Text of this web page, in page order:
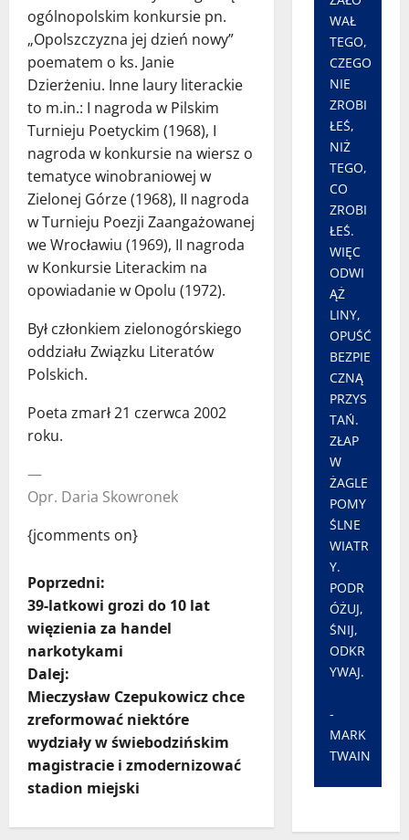
ogólnopolskim konkursie pn.
„Opolszczyzna jej dzień nowy”
poematem o ks. Janie
Dzierżeniu. Inne laury literackie
to m.in.: I nagroda w Pilskim
Turnieju Poetyckim (1968), I
nagroda w konkursie na wiersz o
tematyce winobraniowej w
Zielonej Górze (1968), II nagroda
w Turnieju Poezji Zaangażowanej
we Wrocławiu (1969), II nagroda
w Konkursie Literackim na
opowiadanie w Opolu (1972).
Był członkiem zielonogórskiego
oddziału Związku Literatów
Polskich.
Poeta zmarł 21 czerwca 2002
roku.
—
Opr. Daria Skowronek
{jcomments on}
Z
o
b
a
c
z
w
Poprzedni:
39-latkowi grozi do 10 lat
więzienia za handel
narkotykami
Dalej:
Mieczysław Czepukowicz chce
zreformować niektóre
wydziały w świebodzińskim
magistracie i zmodernizować
stadion miejski
WAŁ
TEGO,
CZEGO
NIE
ZROBI
ŁEŚ,
NIŻ
TEGO,
CO
ZROBI
ŁEŚ.
WIĘC
ODWI
ĄŻ
LINY,
OPUŚĆ
BEZPIE
CZNĄ
PRZYS
TAŃ.
ZŁAP
W
ŻAGLE
POMY
ŚLNE
WIATR
Y.
PODR
ÓŻUJ,
ŚNIJ,
ODKR
YWAJ.
-
MARK
TWAIN